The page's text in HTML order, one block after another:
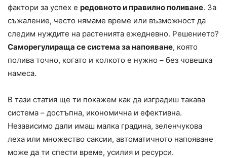
фактори за успех е редовното и правилно поливане. За
съжаление, често нямаме време или възможност да
следим нуждите на растенията ежедневно. Решението?
Саморегулираща се система за напояване, която
полива точно, когато и колкото е нужно – без човешка
намеса.
В тази статия ще ти покажем как да изградиш такава
система – достъпна, икономична и ефективна.
Независимо дали имаш малка градина, зеленчукова
леха или множество саксии, автоматичното напояване
може да ти спести време, усилия и ресурси.